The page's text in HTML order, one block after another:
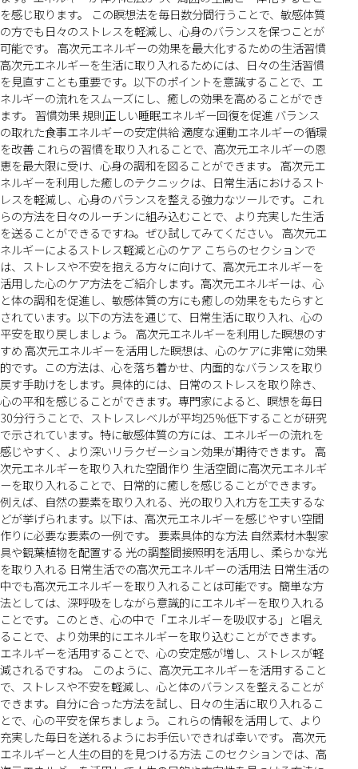
を感じ取ります。 この瞑想法を毎日数分間行うことで、敏感体質
の方でも日々のストレスを軽減し、心身のバランスを保つことが
可能です。 高次元エネルギーの効果を最大化するための生活習慣
高次元エネルギーを生活に取り入れるためには、日々の生活習慣
を見直すことも重要です。以下のポイントを意識することで、エ
ネルギーの流れをスムーズにし、癒しの効果を高めることができ
ます。 習慣効果 規則正しい睡眠エネルギー回復を促進 バランス
の取れた食事エネルギーの安定供給 適度な運動エネルギーの循環
を改善 これらの習慣を取り入れることで、高次元エネルギーの恩
恵を最大限に受け、心身の調和を図ることができます。 高次元エ
ネルギーを利用した癒しのテクニックは、日常生活におけるスト
レスを軽減し、心身のバランスを整える強力なツールです。これ
らの方法を日々のルーチンに組み込むことで、より充実した生活
を送ることができるですね。ぜひ試してみてください。 高次元エ
ネルギーによるストレス軽減と心のケア こちらのセクションで
は、ストレスや不安を抱える方々に向けて、高次元エネルギーを
活用した心のケア方法をご紹介します。高次元エネルギーは、心
と体の調和を促進し、敏感体質の方にも癒しの効果をもたらすと
されています。以下の方法を通じて、日常生活に取り入れ、心の
平安を取り戻しましょう。 高次元エネルギーを利用した瞑想のす
すめ 高次元エネルギーを活用した瞑想は、心のケアに非常に効果
的です。この方法は、心を落ち着かせ、内面的なバランスを取り
戻す手助けをします。具体的には、日常のストレスを取り除き、
心の平和を感じることができます。専門家によると、瞑想を毎日
30分行うことで、ストレスレベルが平均25%低下することが研究
で示されています。特に敏感体質の方には、エネルギーの流れを
感じやすく、より深いリラクゼーション効果が期待できます。 高
次元エネルギーを取り入れた空間作り 生活空間に高次元エネルギ
ーを取り入れることで、日常的に癒しを感じることができます。
例えば、自然の要素を取り入れる、光の取り入れ方を工夫するな
どが挙げられます。以下は、高次元エネルギーを感じやすい空間
作りに必要な要素の一例です。 要素具体的な方法 自然素材木製家
具や観葉植物を配置する 光の調整間接照明を活用し、柔らかな光
を取り入れる 日常生活での高次元エネルギーの活用法 日常生活の
中でも高次元エネルギーを取り入れることは可能です。簡単な方
法としては、深呼吸をしながら意識的にエネルギーを取り入れる
ことです。このとき、心の中で「エネルギーを吸収する」と唱え
ることで、より効果的にエネルギーを取り込むことができます。
エネルギーを活用することで、心の安定感が増し、ストレスが軽
減されるですね。 このように、高次元エネルギーを活用すること
で、ストレスや不安を軽減し、心と体のバランスを整えることが
できます。自分に合った方法を試し、日々の生活に取り入れるこ
とで、心の平安を保ちましょう。これらの情報を活用して、より
充実した毎日を送れるようにお手伝いできれば幸いです。 高次元
エネルギーと人生の目的を見つける方法 このセクションでは、高